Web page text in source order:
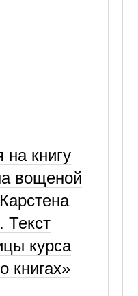
на книгу
вощеной
Текст
курса
книгах»